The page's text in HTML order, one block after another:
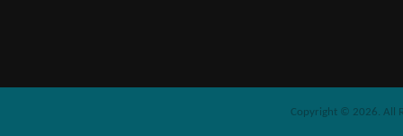
Copyright © 2026. All